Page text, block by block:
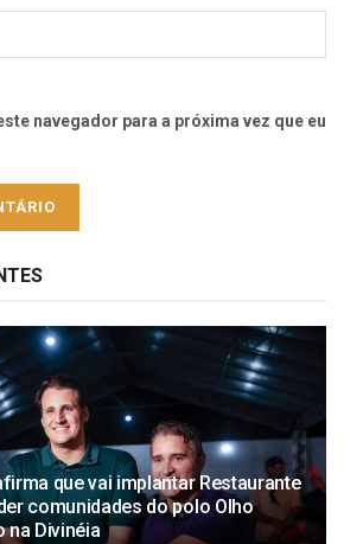
navegador para a próxima vez que eu
que vai implantar Restaurante
comunidades do polo Olho
na Divinéia